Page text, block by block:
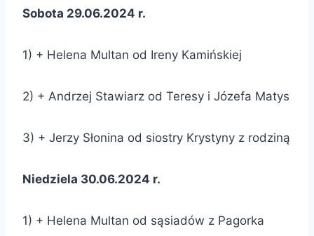
Sobota 29.06.2024 r.
1) + Helena Multan od Ireny Kamińskiej
2) + Andrzej Stawiarz od Teresy i Józefa Matys
3) + Jerzy Słonina od siostry Krystyny z rodziną
Niedziela 30.06.2024 r.
1) + Helena Multan od sąsiadów z Pagorka